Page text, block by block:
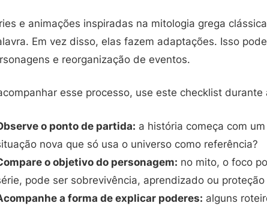
e animações inspiradas na mitologia grega
Em vez disso, elas fazem adaptações. Isso
e reorganização de eventos.
esse processo, use este checklist durante
o ponto de partida: a história começa com
nova que só usa o universo como referência?
o objetivo do personagem: no mito, o foco
pode ser sobrevivência, aprendizado ou
a forma de explicar poderes: alguns